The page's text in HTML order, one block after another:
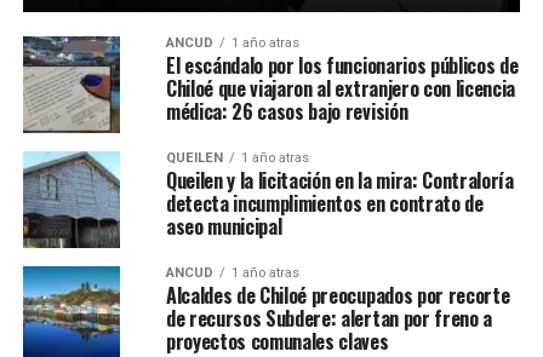
ANCUD 1 año atras
El escándalo por los funcionarios públicos de
Chiloé que viajaron al extranjero con licencia
médica: 26 casos bajo revisión
QUEILEN 1 año atras
Queilen y la licitación en la mira: Contraloría
detecta incumplimientos en contrato de
aseo municipal
ANCUD 1 año atras
Alcaldes de Chiloé preocupados por recorte
de recursos Subdere: alertan por freno a
proyectos comunales claves